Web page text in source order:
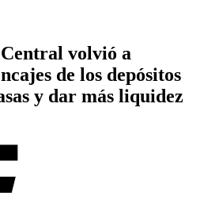
volvió a
de los depósitos
y dar más liquidez